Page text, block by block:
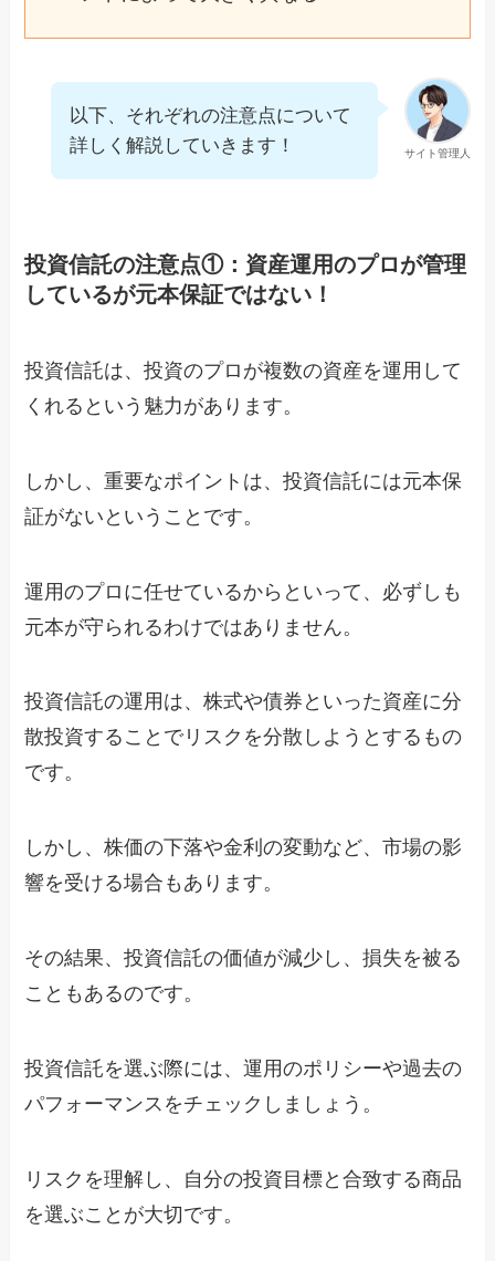
サイト管理人
以下、それぞれの注意点について
詳しく解説していきます！
投資信託の注意点①：資産運用のプロが管理
しているが元本保証ではない！
投資信託は、投資のプロが複数の資産を運用して
くれるという魅力があります。
しかし、重要なポイントは、投資信託には元本保
証がないということです。
運用のプロに任せているからといって、必ずしも
元本が守られるわけではありません。
投資信託の運用は、株式や債券といった資産に分
散投資することでリスクを分散しようとするもの
です。
しかし、株価の下落や金利の変動など、市場の影
響を受ける場合もあります。
その結果、投資信託の価値が減少し、損失を被る
こともあるのです。
投資信託を選ぶ際には、運用のポリシーや過去の
パフォーマンスをチェックしましょう。
リスクを理解し、自分の投資目標と合致する商品
を選ぶことが大切です。